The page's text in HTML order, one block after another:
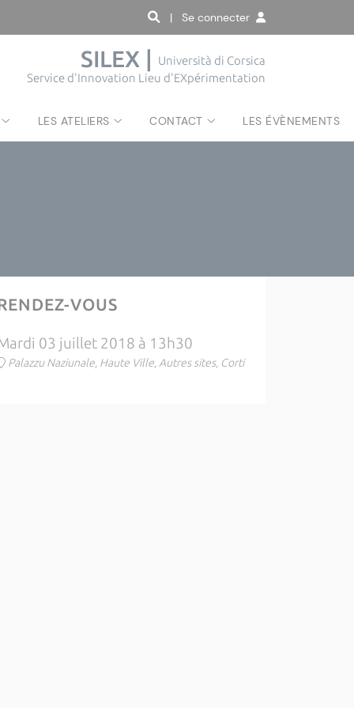
| Se connecter
SILEX |
Università di Corsica
Service d'Innovation Lieu d'EXpérimentation
LES ATELIERS CONTACT LES ÉVÈNEMENTS
VOUS
03 juillet 2018 à 13h30
Palazzu Naziunale, Haute Ville, Autres sites, Corti